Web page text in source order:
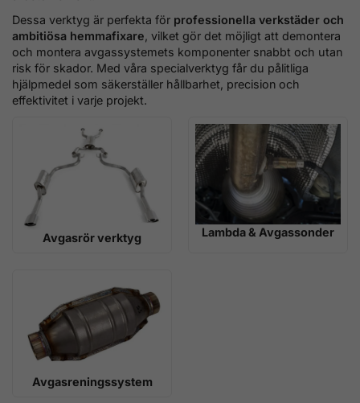
Dessa verktyg är perfekta för professionella verkstäder och
ambitiösa hemmafixare, vilket gör det möjligt att demontera
och montera avgassystemets komponenter snabbt och utan
risk för skador. Med våra specialverktyg får du pålitliga
hjälpmedel som säkerställer hållbarhet, precision och
effektivitet i varje projekt.
Avgasrör verktyg Lambda & Avgassonder
Avgasreningssystem